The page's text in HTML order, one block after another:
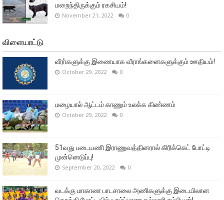
மறைந்திருக்கும் ரகசியம்!
November 21, 2022 0
விளையாட்டு
வீரா்களுக்கு இணையாக வீராங்கனைகளுக்கும் ஊதியம்!
October 29, 2022 0
மழையால் ஆட்டம் காணும் உலக்க கிண்ணம்
October 29, 2022 0
51வது படையணி இராணுவத்தினரால் கிரிக்கெட் போட்டி
முன்னெடுப்பு!
September 20, 2022 0
வடக்கு மாகாண பாடசாலை அணிகளுக்கு இடையிலான